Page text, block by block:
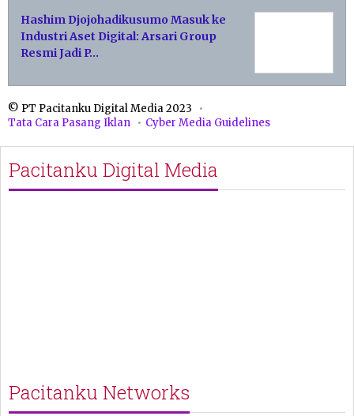
Hashim Djojohadikusumo Masuk ke
Industri Aset Digital: Arsari Group
Resmi Jadi P…
© PT Pacitanku Digital Media 2023
Tata Cara Pasang Iklan
Cyber Media Guidelines
Pacitanku Digital Media
Pacitanku Networks